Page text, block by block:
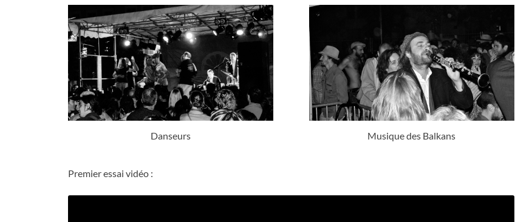
Danseurs Musique des Balkans
Premier essai vidéo :